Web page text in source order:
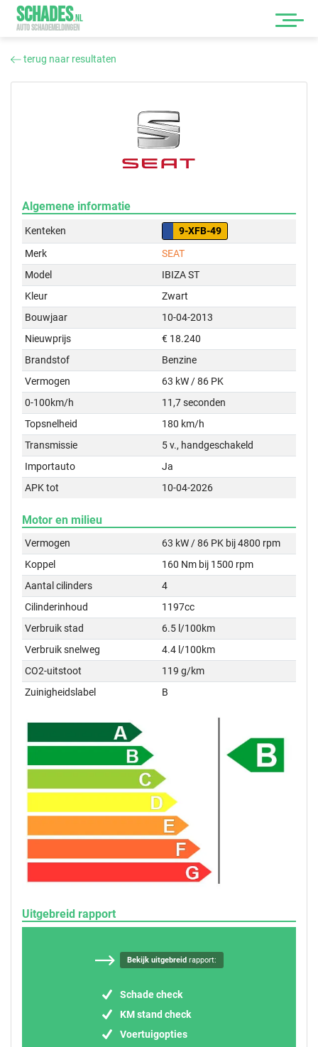
SCHADES.NL
AUTO SCHADEMELDINGEN
terug naar resultaten
Algemene informatie
Kenteken
9-XFB-49
Merk
SEAT
Model
IBIZA ST
Kleur
Zwart
Bouwjaar
10-04-2013
Nieuwprijs
€ 18.240
Brandstof
Benzine
Vermogen
63 kW / 86 PK
0-100km/h
11,7 seconden
Topsnelheid
180 km/h
Transmissie
5 v., handgeschakeld
Importauto
Ja
APK tot
10-04-2026
Motor en milieu
Vermogen
63 kW / 86 PK bij 4800 rpm
Koppel
160 Nm bij 1500 rpm
Aantal cilinders
4
Cilinderinhoud
1197cc
Verbruik stad
6.5 l/100km
Verbruik snelweg
4.4 l/100km
CO2-uitstoot
119 g/km
Zuinigheidslabel
B
Uitgebreid rapport
Bekijk uitgebreidrapport:
Schade check
KM stand check
Voertuigopties